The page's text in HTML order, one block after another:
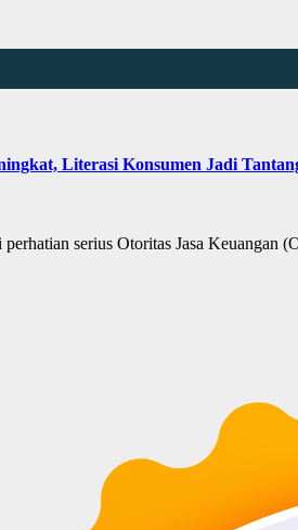
Literasi Konsumen Jadi
serius Otoritas Jasa